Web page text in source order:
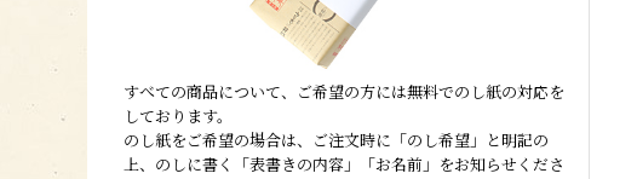
すべての商品について、ご希望の方には無料でのし紙の対応を
しております。
のし紙をご希望の場合は、ご注文時に「のし希望」と明記の
上、のしに書く「表書きの内容」「お名前」をお知らせくださ